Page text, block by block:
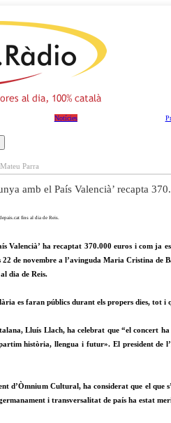
Notícies
Parra
amb el País Valencià’ recapta
fins al dia de Reis.
Valencià’ ha recaptat 370.000 euros i com
de novembre a l’avinguda Maria Cristina de
dia de Reis.
es faran públics durant els propers dies, tot
Lluís Llach, ha celebrat que “el
història, llengua i futur». El president
d’Òmnium Cultural, ha considerat que el que
i transversalitat de país ha estat